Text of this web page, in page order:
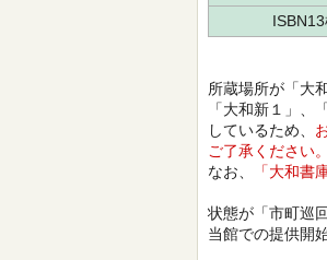
所蔵場所が「大
「大和新１」、
しているため、
ご了承ください。
なお、
「大和書
状態が「市町巡
当館での提供開